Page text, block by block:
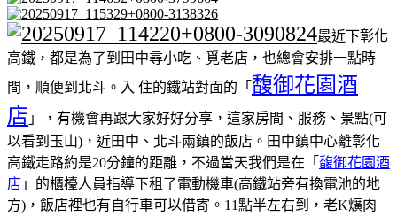
最近下彰化
高鐵，都是為了到田中尋小吃、覓老店，也總會安排一點時
間，順便到北斗。入 住的鐵站對面的「 馥御花園酒
店 」，有機會再跟大家好好分享，這家房間、服務、景點(可
以看到玉山)，近田中、北斗兩鎮的飯店。田中鎮中心離彰化
高鐵走路約是20分鐘的距離，不過當天我們是在「 馥御花園酒
店 」的櫃檯人員指導下租了電動機車(高鐵站旁有換電池的地
方)，飯店裡也有自行車可以借寄。 11點半左右到，老K爌肉